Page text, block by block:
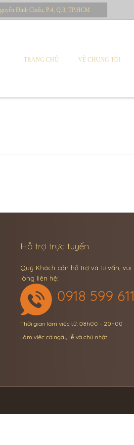
Đình Chiểu, P.4, Q.3, TP.HCM
TRANG CHỦ VỀ CHÚNG TÔI
Hỗ trợ trực tuyến
Quý Khách cần hỗ trợ và tư vấn, vui
lòng liên hệ:
0918 599 611
Thời gian làm việc từ: 08h00 – 20h00
Làm việc cả ngày lễ và chủ nhật